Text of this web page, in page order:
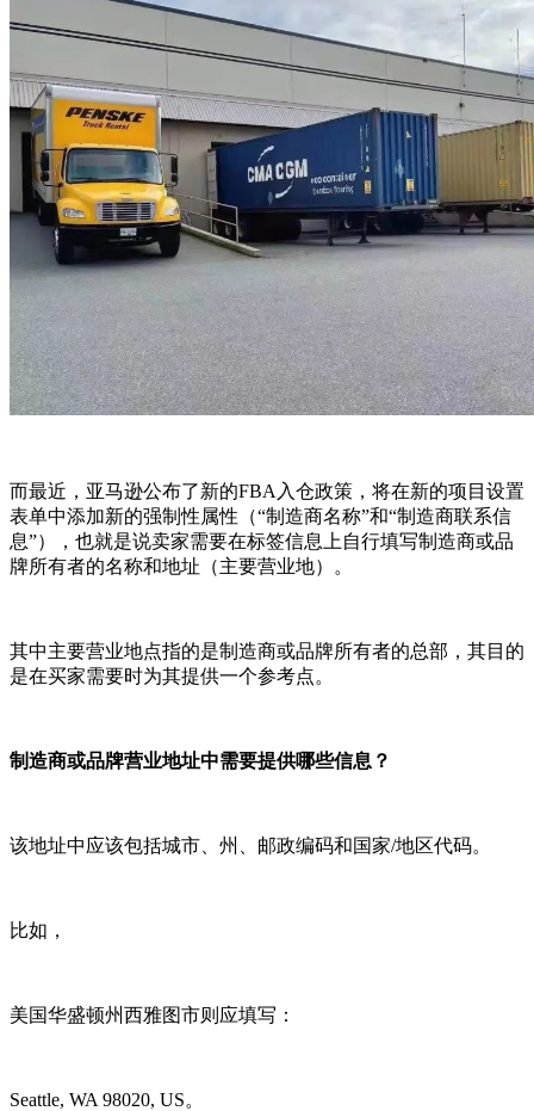
而最近，亚马逊公布了新的FBA入仓政策，将在新的项目设置
表单中添加新的强制性属性（“制造商名称”和“制造商联系信
息”），也就是说卖家需要在标签信息上自行填写制造商或品
牌所有者的名称和地址（主要营业地）。
其中主要营业地点指的是制造商或品牌所有者的总部，其目的
是在买家需要时为其提供一个参考点。
制造商或品牌营业地址中需要提供哪些信息？
该地址中应该包括城市、州、邮政编码和国家/地区代码。
比如，
美国华盛顿州西雅图市则应填写：
Seattle, WA 98020, US。